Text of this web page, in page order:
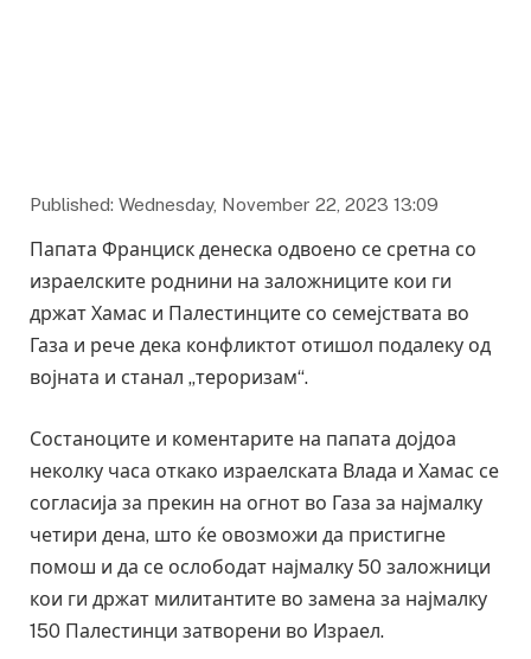
Published: Wednesday, November 22, 2023 13:09
Папата Франциск денеска одвоено се сретна со
израелските роднини на заложниците кои ги
држат Хамас и Палестинците со семејствата во
Газа и рече дека конфликтот отишол подалеку од
војната и станал „тероризам“.
Состаноците и коментарите на папата дојдоа
неколку часа откако израелската Влада и Хамас се
согласија за прекин на огнот во Газа за најмалку
четири дена, што ќе овозможи да пристигне
помош и да се ослободат најмалку 50 заложници
кои ги држат милитантите во замена за најмалку
150 Палестинци затворени во Израел.